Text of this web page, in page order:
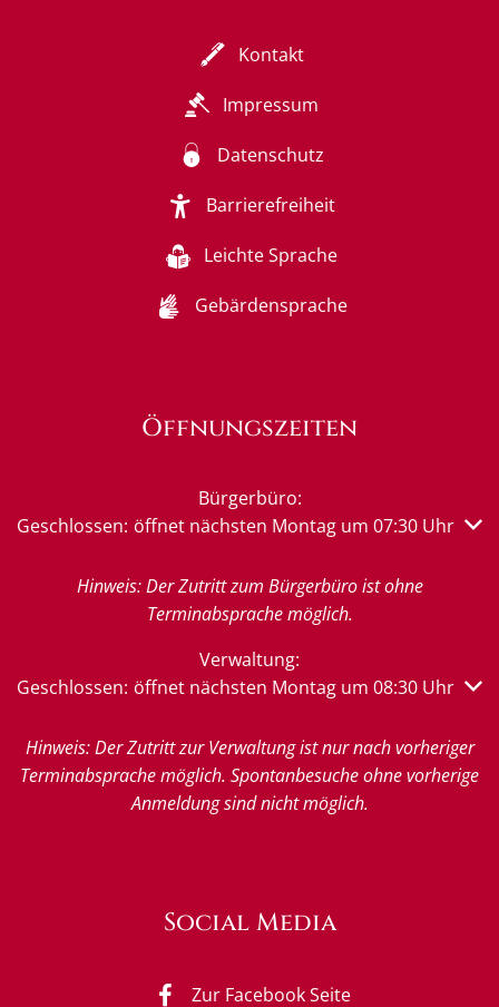
Kontakt
Impressum
Datenschutz
Barrierefreiheit
Leichte Sprache
Gebärdensprache
Öffnungszeiten
Bürgerbüro:
Klicken, um weitere Öffnungs- oder Schließzeiten
Geschlossen: öffnet nächsten Montag um 07:30 Uhr
Hinweis: Der Zutritt zum Bürgerbüro ist ohne
Terminabsprache möglich.
Verwaltung:
Klicken, um weitere Öffnungs- oder Schließzeiten
Geschlossen: öffnet nächsten Montag um 08:30 Uhr
Hinweis: Der Zutritt zur Verwaltung ist nur nach vorheriger
Terminabsprache möglich. Spontanbesuche ohne vorherige
Anmeldung sind nicht möglich.
Social Media
Zur Facebook Seite